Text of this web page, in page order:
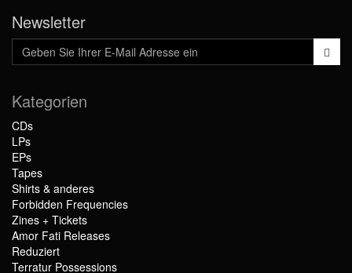
Newsletter
Kategorien
CDs
LPs
EPs
Tapes
Shirts & anderes
Forbidden Frequencies
Zines + Tickets
Amor Fati Releases
Reduziert
Terratur Possessions